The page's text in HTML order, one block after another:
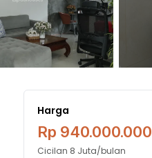
Harga
Rp 940.000.000
Cicilan 8 Juta/bulan